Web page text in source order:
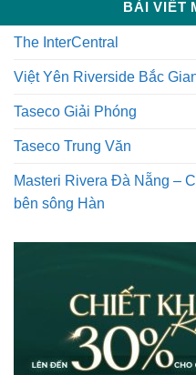
BÀI VIẾT
The InterCentral
Việt Yên Riverside Bắc
Taseco Giải Phóng
Taseco Trung Văn
Masteri Rivera Đà Nẵng –
bên sông Hàn